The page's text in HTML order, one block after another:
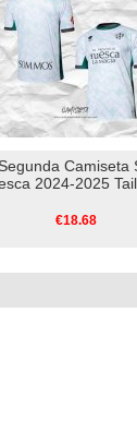
Segunda Camiseta
2024-2025
€18.68